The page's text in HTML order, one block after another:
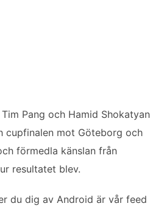
Pang och Hamid Shokatyan
mot Göteborg och
förmedla känslan från
resultatet blev.
du dig av Android är vår feed